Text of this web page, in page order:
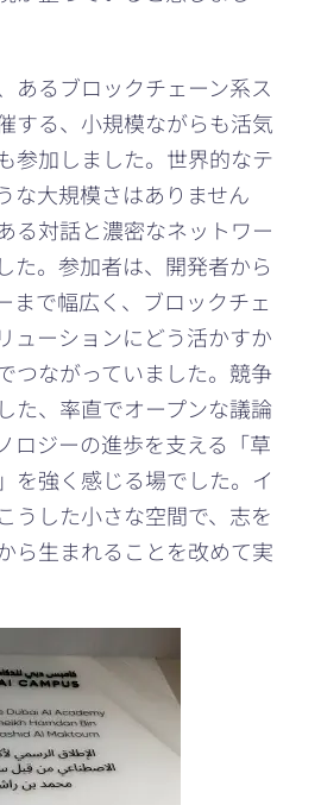
あるブロックチェーン系ス
する、小規模ながらも活気
参加しました。世界的なテ
な大規模さはありません
る対話と濃密なネットワー
た。参加者は、開発者から
まで幅広く、ブロックチェ
ューションにどう活かすか
つながっていました。競争
た、率直でオープンな議論
ロジーの進歩を支える「草
を強く感じる場でした。イ
うした小さな空間で、志を
ら生まれることを改めて実